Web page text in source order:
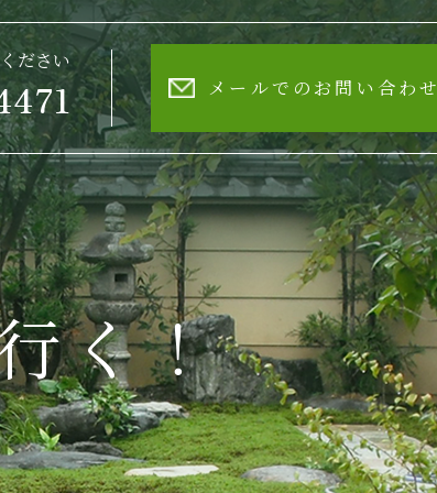
ださい
メールでのお問い合わせ
く！